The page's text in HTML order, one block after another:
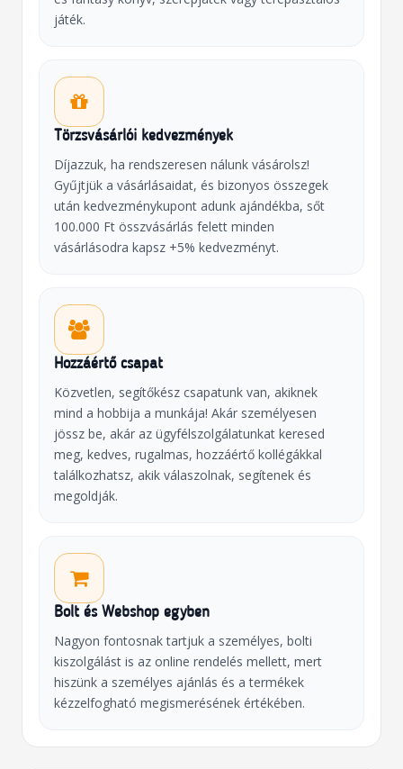
játék.
Törzsvásárlói kedvezmények
Díjazzuk, ha rendszeresen nálunk vásárolsz!
Gyűjtjük a vásárlásaidat, és bizonyos összegek
után kedvezménykupont adunk ajándékba, sőt
100.000 Ft összvásárlás felett minden
vásárlásodra kapsz +5% kedvezményt.
Hozzáértő csapat
Közvetlen, segítőkész csapatunk van, akiknek
mind a hobbija a munkája! Akár személyesen
jössz be, akár az ügyfélszolgálatunkat keresed
meg, kedves, rugalmas, hozzáértő kollégákkal
találkozhatsz, akik válaszolnak, segítenek és
megoldják.
Bolt és Webshop egyben
Nagyon fontosnak tartjuk a személyes, bolti
kiszolgálást is az online rendelés mellett, mert
hiszünk a személyes ajánlás és a termékek
kézzelfogható megismerésének értékében.